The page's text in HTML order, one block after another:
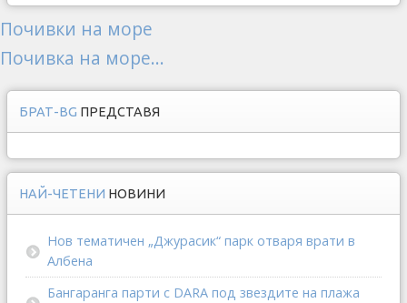
Почивки на море
Почивка на море...
БРАТ-BG ПРЕДСТАВЯ
НАЙ-ЧЕТЕНИ НОВИНИ
Нов тематичен „Джурасик“ парк отваря врати в
Албена
Бангаранга парти с DARA под звездите на плажа